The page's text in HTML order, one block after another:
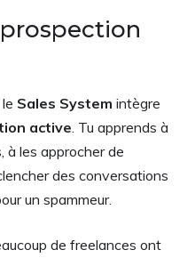
Sales System intègre
active . Tu apprends à
à les approcher de
des conversations
un spammeur.
de freelances ont